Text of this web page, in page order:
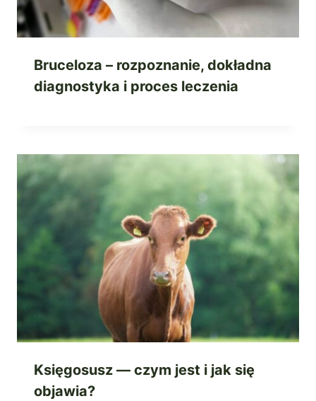
Bruceloza – rozpoznanie, dokładna
diagnostyka i proces leczenia
Księgosusz — czym jest i jak się
objawia?